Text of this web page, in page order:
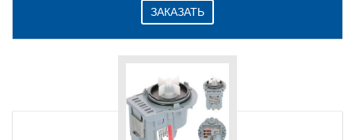
ЗАКАЗАТЬ